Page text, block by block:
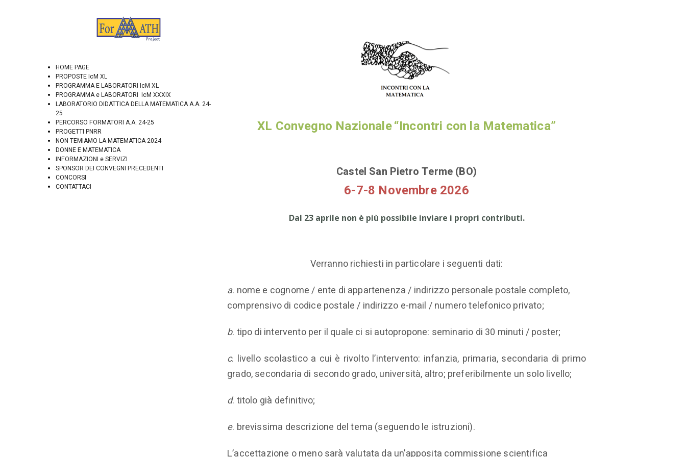
HOME PAGE
PROPOSTE IcM XL
PROGRAMMA E LABORATORI IcM XL
PROGRAMMA e LABORATORI IcM XXXIX
LABORATORIO DIDATTICA DELLA MATEMATICA A.A. 24-
25
PERCORSO FORMATORI A.A. 24-25
PROGETTI PNRR
NON TEMIAMO LA MATEMATICA 2024
DONNE E MATEMATICA
INFORMAZIONI e SERVIZI
SPONSOR DEI CONVEGNI PRECEDENTI
CONCORSI
CONTATTACI
XL Convegno Nazionale“Incontri con la Matematica”
Castel San Pietro Terme (BO)
6-7-8 Novembre 2026
Dal 23 aprile non è più possibile inviare i propri contributi.
Verranno richiesti in particolare i seguenti dati:
a. nome e cognome / ente di appartenenza / indirizzo personale postale completo,
comprensivo di codice postale / indirizzo e-mail / numero telefonico privato;
b. tipo di intervento per il quale ci si autopropone: seminario di 30 minuti / poster;
c. livello scolastico a cui è rivolto l’intervento: infanzia, primaria, secondaria di primo
grado, secondaria di secondo grado, università, altro; preferibilmente un solo livello;
d. titolo già definitivo;
e. brevissima descrizione del tema (seguendo le istruzioni).
L’accettazione o meno sarà valutata da un’apposita commissione scientifica